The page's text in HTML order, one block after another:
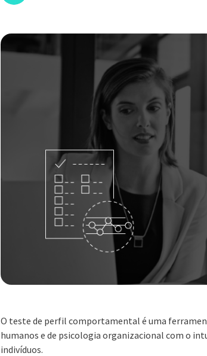
O teste de perfil comportamental é uma
humanos e de psicologia organizacional com o
indivíduos.